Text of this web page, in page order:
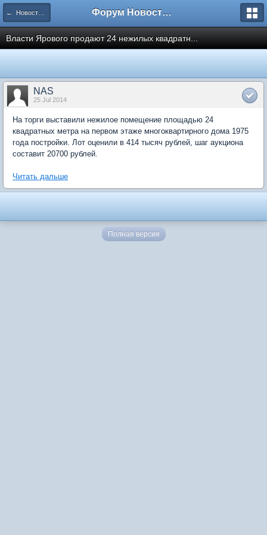
← Новости рынка недвижимости Форум Новостройки
Власти Ярового продают 24 нежилых квадратн...
NAS
25 Jul 2014
На торги выставили нежилое помещение площадью 24
квадратных метра на первом этаже многоквартирного дома 1975
года постройки. Лот оценили в 414 тысяч рублей, шаг аукциона
составит 20700 рублей.
Читать дальше
Полная версия